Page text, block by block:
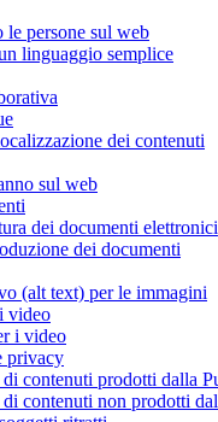
le persone sul web
linguaggio semplice
dei contenuti
sul web
dei documenti elettronici
dei documenti
(alt text) per le immagini
video
i video
privacy
contenuti prodotti dalla
contenuti non prodotti